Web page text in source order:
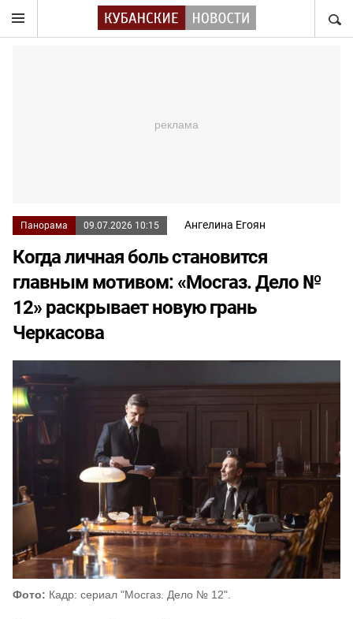
Панорама 09.07.2026 10:15 Ангелина Егоян
Когда личная боль становится
главным мотивом: «Мосгаз. Дело №
12» раскрывает новую грань
Черкасова
Фото: Кадр: сериал "Мосгаз. Дело № 12".